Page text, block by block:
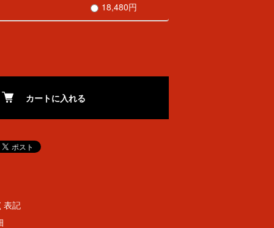
18,480円
カートに入れる
表記